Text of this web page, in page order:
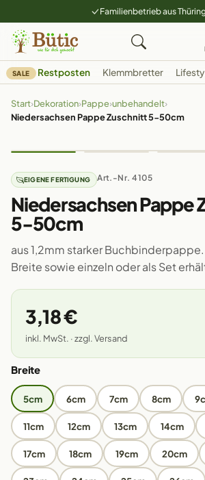
Familienbetrieb aus
SALE Restposten Klemmbretter
Start›Dekoration›Pappe›unbehandelt›
Niedersachsen Pappe Zuschnitt 5-50cm
EIGENE FERTIGUNG Art.-Nr. 4105
Niedersachsen Pappe
5-50cm
aus 1,2mm starker
Breite sowie einzeln oder als Set
3,18 €
inkl. MwSt. · zzgl. Versand
Breite
5cm 6cm 7cm 8cm
11cm 12cm 13cm 14cm
17cm 18cm 19cm 20cm